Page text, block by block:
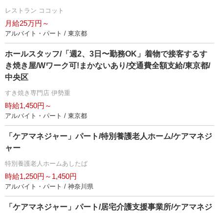
レストラン ココット
月給25万円～
アルバイト・パート / 東京都
ホールスタッフ/「週2、3日〜勤務OK」着物で接客するす
き焼き屋/Wワーク可!まかないあり/交通費全額支給/東京都/
中央区
すき焼き専門店 伊勢重
時給1,450円～
アルバイト・パート / 東京都
「ケアマネジャー」パート/特別養護老人ホーム/ケアマネジ
ャー
特別養護老人ホームあしたば
時給1,250円～1,450円
アルバイト・パート / 神奈川県
「ケアマネジャー」パート/居宅介護支援事業所/ケアマネジ